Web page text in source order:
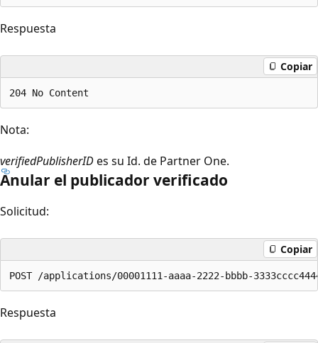
Respuesta
Copiar
Nota:
verifiedPublisherIDes su Id. de Partner One.
Anular el publicador verificado
Solicitud:
Copiar
Respuesta